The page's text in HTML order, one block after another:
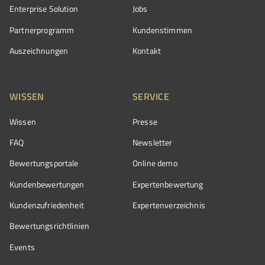
Enterprise Solution
Partnerprogramm
Auszeichnungen
Jobs
Kundenstimmen
Kontakt
WISSEN
Wissen
FAQ
Bewertungsportale
Kundenbewertungen
Kundenzufriedenheit
Bewertungs­richtlinien
Events
SERVICE
Presse
Newsletter
Online demo
Expertenbewertung
Expertenverzeichnis